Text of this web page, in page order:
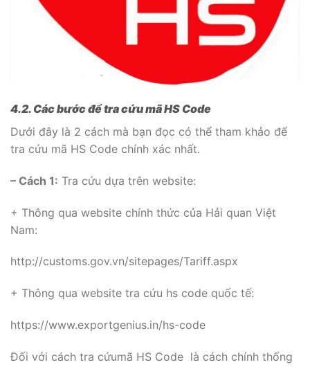
4.2. Các bước để tra cứu mã HS Code
Dưới đây là 2 cách mà bạn đọc có thể tham khảo để
tra cứu mã HS Code chính xác nhất.
– Cách 1: Tra cứu dựa trên website:
+ Thông qua website chính thức của Hải quan Việt
Nam:
http://customs.gov.vn/sitepages/Tariff.aspx
+ Thông qua website tra cứu hs code quốc tế:
https://www.exportgenius.in/hs-code
Đối với cách tra cứumã HS Code là cách chính thống